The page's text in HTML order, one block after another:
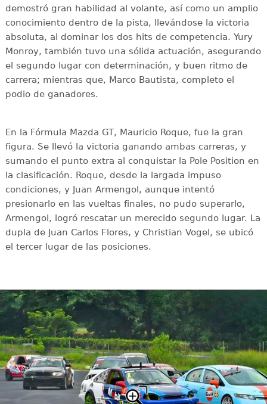
demostró gran habilidad al volante, así como un amplio
conocimiento dentro de la pista, llevándose la victoria
absoluta, al dominar los dos hits de competencia. Yury
Monroy, también tuvo una sólida actuación, asegurando
el segundo lugar con determinación, y buen ritmo de
carrera; mientras que, Marco Bautista, completo el
podio de ganadores.
En la Fórmula Mazda GT, Mauricio Roque, fue la gran
figura. Se llevó la victoria ganando ambas carreras, y
sumando el punto extra al conquistar la Pole Position en
la clasificación. Roque, desde la largada impuso
condiciones, y Juan Armengol, aunque intentó
presionarlo en las vueltas finales, no pudo superarlo,
Armengol, logró rescatar un merecido segundo lugar. La
dupla de Juan Carlos Flores, y Christian Vogel, se ubicó
el tercer lugar de las posiciones.